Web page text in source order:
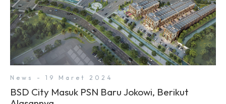
News - 19 Maret 2024
BSD City Masuk PSN Baru Jokowi, Berikut